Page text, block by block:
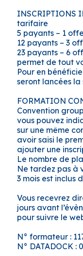
INSCRIPTIONS
tarifaire
5 payants – 1
12 payants – 3
23 payants – 6
permet de tout
Pour en
seront lancées
FORMATION
Convention
vous pouvez
sur une même
avoir saisi le
ajouter une
Le nombre de
Ne tardez pas à
3 mois est inclus
Vous recevrez
jours avant
pour suivre le
N° formateur :
N° DATADOCK :